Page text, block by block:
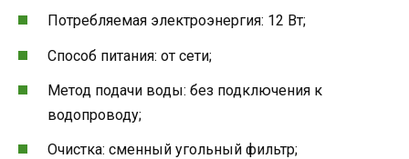
Потребляемая электроэнергия: 12 Вт;
Способ питания: от сети;
Метод подачи воды: без подключения к
водопроводу;
Очистка: сменный угольный фильтр;